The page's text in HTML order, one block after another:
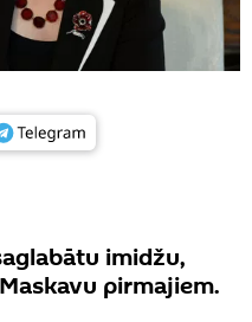
imidžu,
pirmajiem.